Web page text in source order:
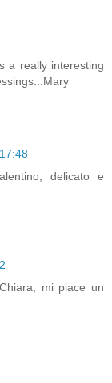
a really interesting
delicato e
mi piace un